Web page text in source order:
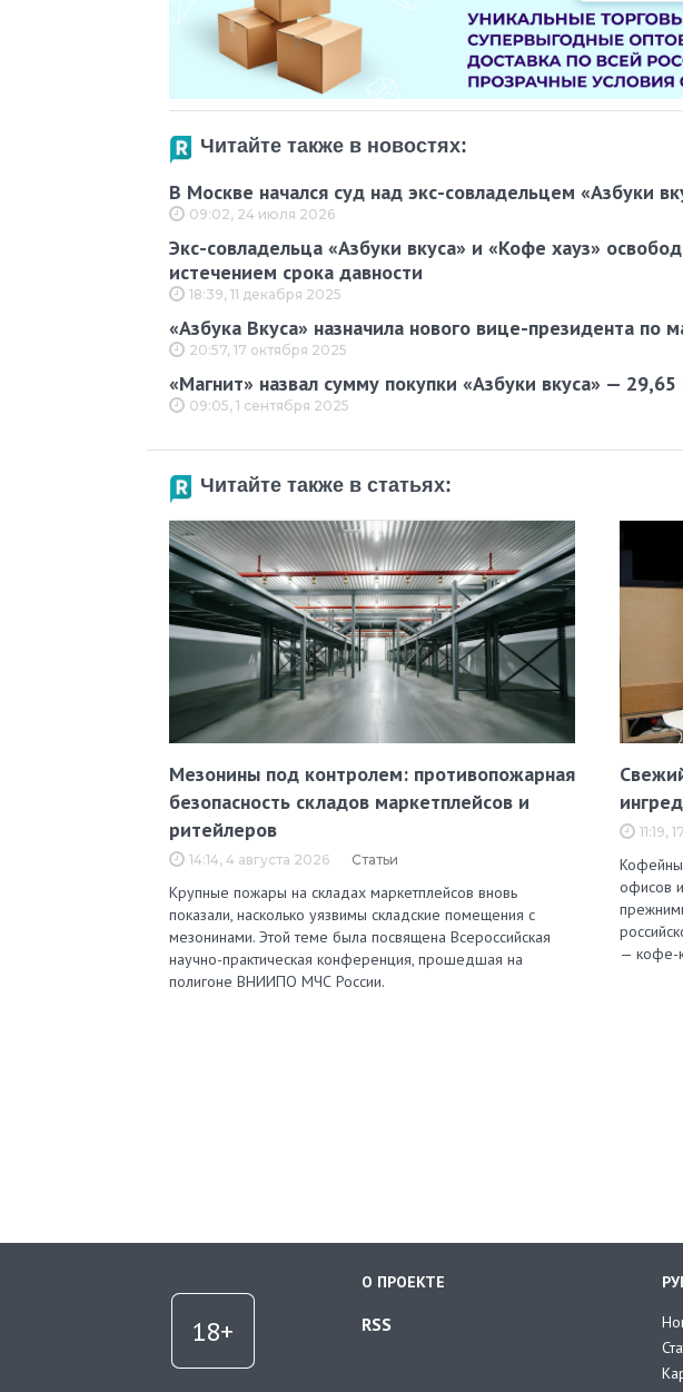
Читайте также в новостях:
В Москве начался суд над экс-совладельцем «Азбуки
09:02, 24 июля 2026
Экс-совладельца «Азбуки вкуса» и «Кофе хауз»
истечением срока давности
18:39, 11 декабря 2025
«Азбука Вкуса» назначила нового вице-президента по
20:57, 17 октября 2025
«Магнит» назвал сумму покупки «Азбуки вкуса» —
09:05, 1 сентября 2025
Читайте также в статьях:
Мезонины под контролем: противопожарная
безопасность складов маркетплейсов и
ритейлеров
14:14, 4 августа 2026 Статьи
Крупные пожары на складах маркетплейсов вновь
показали, насколько уязвимы складские помещения с
мезонинами. Этой теме была посвящена Всероссийская
научно-практическая конференция, прошедшая на
полигоне ВНИИПО МЧС России.
11:19,
офисов
— кофе-
О ПРОЕКТЕ
RSS